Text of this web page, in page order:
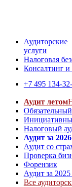
Аудиторские
услуги
Налоговая
Консалтинг
+7 495 134-
Аудит летом
Налоговый
Аудит за
Аудит со
Проверка
Форензик
Аудит за 2025
Все